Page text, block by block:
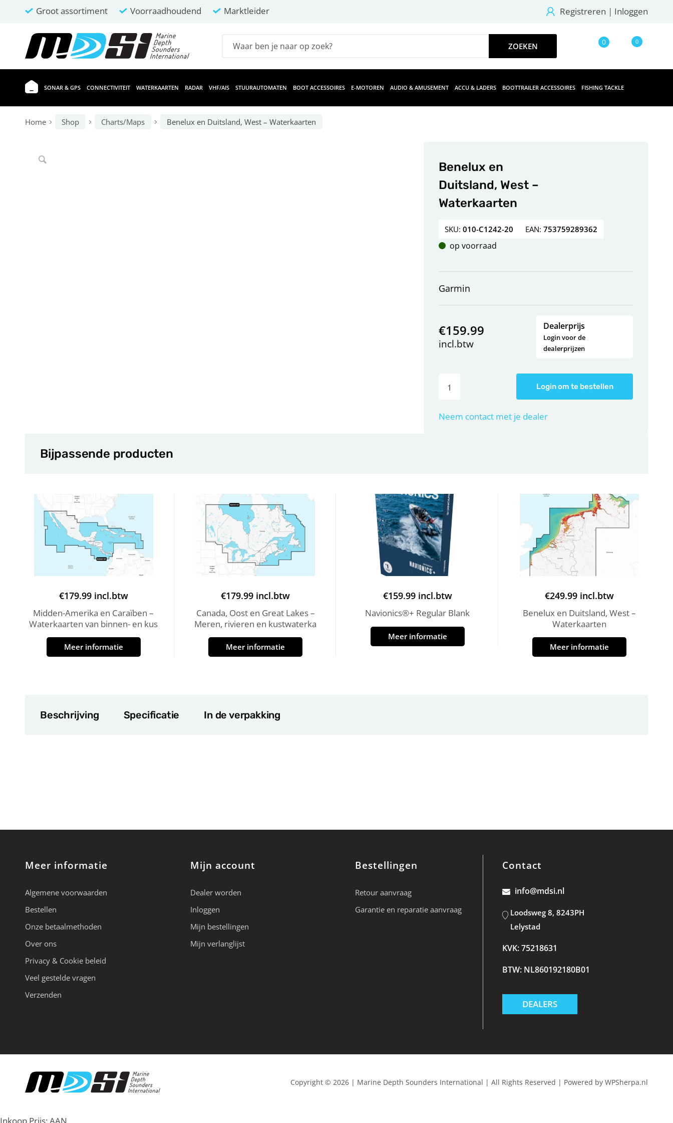
Groot assortiment Voorraadhoudend Marktleider Registreren | Inloggen
0 0
SONAR & GPS CONNECTIVITEIT WATERKAARTEN RADAR VHF/AIS STUURAUTOMATEN BOOT ACCESSOIRES E-MOTOREN AUDIO & AMUSEMENT ACCU & LADERS BOOTTRAILER ACCESSOIRES FISHING TACKLE
Home Shop Charts/Maps Benelux en Duitsland, West – Waterkaarten
Benelux en
Duitsland, West –
Waterkaarten
SKU:010-C1242-20 EAN:753759289362
op voorraad
Garmin
€159.99
incl.btw
Dealerprijs
Login voor de
dealerprijzen
Login om te bestellen
Neem contact met je dealer
Bijpassende producten
€179.99 incl.btw
Midden-Amerika en Caraïben –
Waterkaarten van binnen- en kus
Meer informatie
€179.99 incl.btw
Canada, Oost en Great Lakes –
Meren, rivieren en kustwaterka
Meer informatie
€159.99 incl.btw
Navionics®+ Regular Blank
Meer informatie
€249.99 incl.btw
Benelux en Duitsland, West –
Waterkaarten
Meer informatie
Beschrijving Specificatie In de verpakking
Meer informatie
Algemene voorwaarden
Bestellen
Onze betaalmethoden
Over ons
Privacy & Cookie beleid
Veel gestelde vragen
Verzenden
Mijn account
Dealer worden
Inloggen
Mijn bestellingen
Mijn verlanglijst
Bestellingen
Retour aanvraag
Garantie en reparatie aanvraag
Contact
info@mdsi.nl
Loodsweg 8, 8243PH
Lelystad
KVK: 75218631
BTW: NL860192180B01
DEALERS
Copyright © 2026 | Marine Depth Sounders International | All Rights Reserved | Powered by WPSherpa.nl